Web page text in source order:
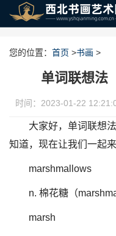
您的位置： 首页 >书画 >
单词联想法
时间：2023-01-22
大家好，单词联想
知道，现在让我们一起来
marshmallows
n. 棉花糖（
marsh